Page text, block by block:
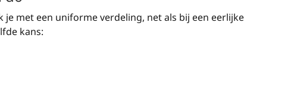
je met een uniforme verdeling, net als bij een eerlijke
kans: